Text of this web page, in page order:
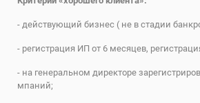
- действующий бизнес ( не в стадии
- регистрация ИП от 6 месяцев,
- на генеральном директоре
мпаний;